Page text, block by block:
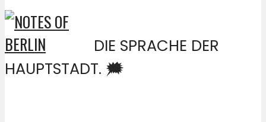
DIE SPRACHE DER
HAUPTSTADT. 🗯️